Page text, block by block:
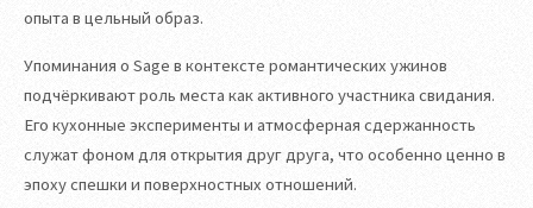
опыта в цельный образ.
Упоминания о Sage в контексте романтических ужинов
подчёркивают роль места как активного участника свидания.
Его кухонные эксперименты и атмосферная сдержанность
служат фоном для открытия друг друга, что особенно ценно в
эпоху спешки и поверхностных отношений.